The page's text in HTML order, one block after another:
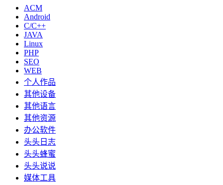
ACM
Android
C/C++
JAVA
Linux
PHP
SEO
WEB
个人作品
其他设备
其他语言
其他资源
办公软件
头头日志
头头蜂蜜
头头说说
媒体工具